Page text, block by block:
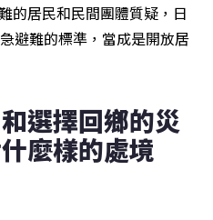
的居民和民間團體質疑，日
避難的標準，當成是開放居
選擇回鄉的災
麼樣的處境